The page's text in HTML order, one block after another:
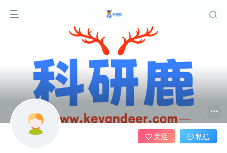
关注 私信